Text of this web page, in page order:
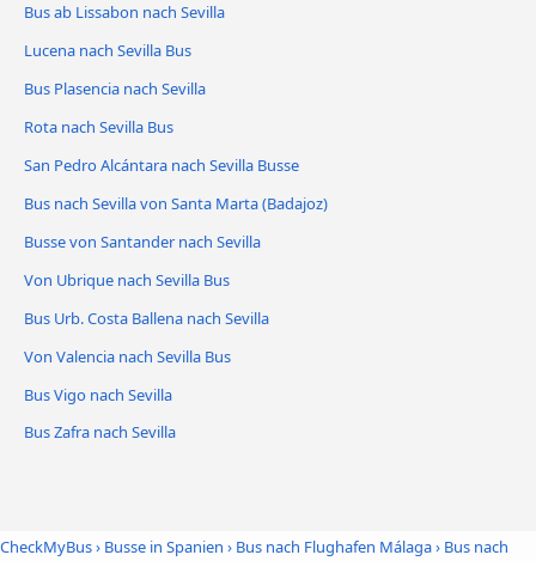
Bus ab Lissabon nach Sevilla
Lucena nach Sevilla Bus
Bus Plasencia nach Sevilla
Rota nach Sevilla Bus
San Pedro Alcántara nach Sevilla Busse
Bus nach Sevilla von Santa Marta (Badajoz)
Busse von Santander nach Sevilla
Von Ubrique nach Sevilla Bus
Bus Urb. Costa Ballena nach Sevilla
Von Valencia nach Sevilla Bus
Bus Vigo nach Sevilla
Bus Zafra nach Sevilla
CheckMyBus› Busse in Spanien › Bus nach Flughafen Málaga› Bus nach